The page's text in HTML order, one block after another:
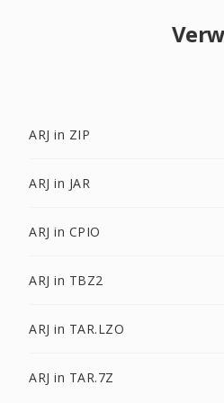
ARJ in ZIP
ARJ in JAR
ARJ in CPIO
ARJ in TBZ2
ARJ in TAR.LZO
ARJ in TAR.7Z